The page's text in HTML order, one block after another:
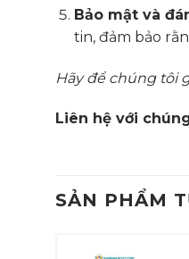
Bảo mật và
tin, đảm bảo
Hãy để chúng tôi
Liên hệ với
SẢN PHẨM